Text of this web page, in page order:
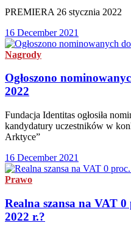
PREMIERA 26 stycznia 2022
16 December 2021
Nagrody
Ogłoszono
2022
Fundacja Identitas ogłosiła
kandydatury uczestników w
Arktyce”
16 December 2021
Prawo
Realna szansa na VAT
2022 r.?